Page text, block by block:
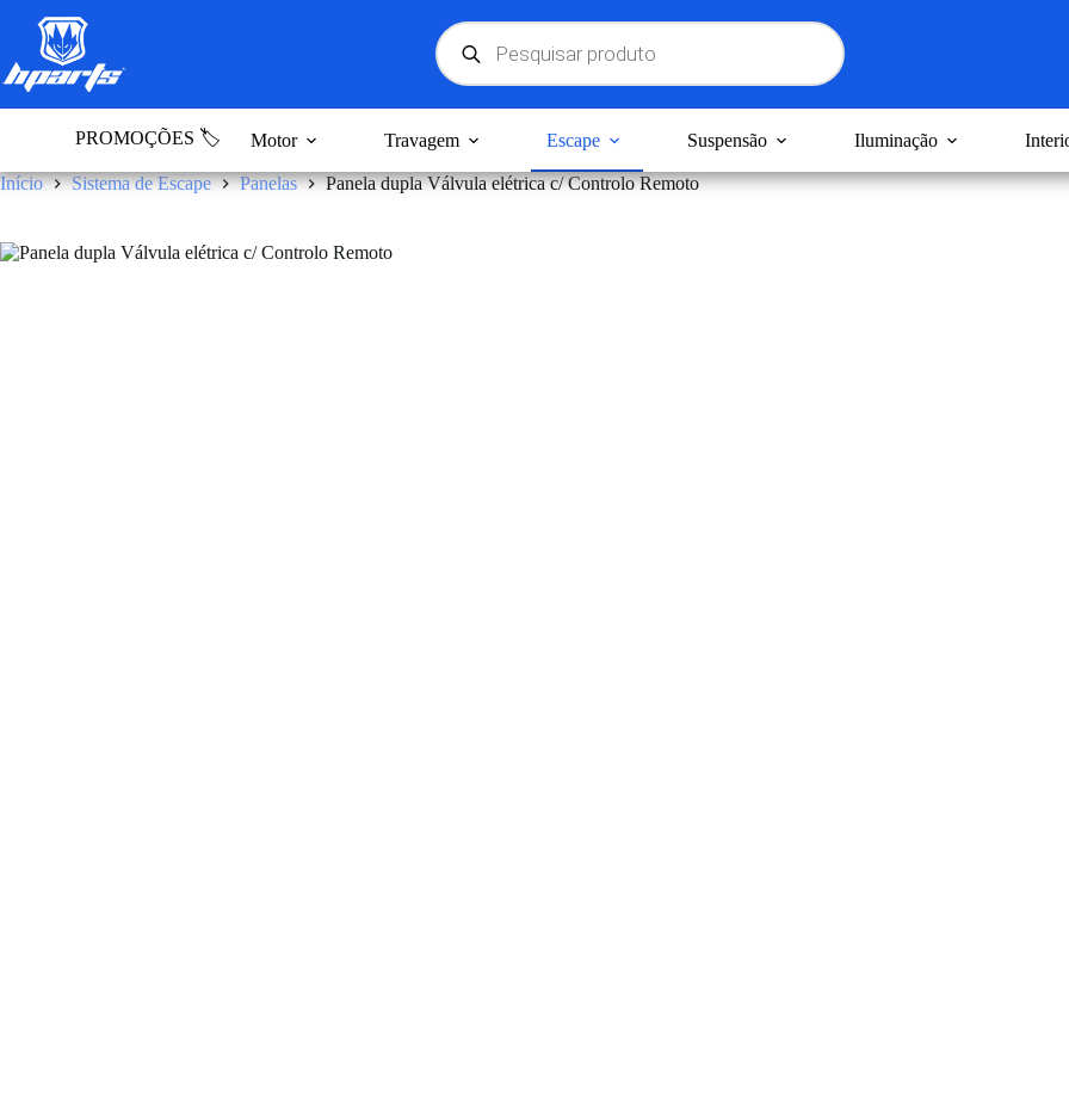
conteúdo
Products
search
PROMOÇÕES 🏷️ Motor Travagem Escape Suspensão Iluminação
Início Sistema de Escape Panelas Panela dupla Válvula elétrica c/ Controlo Remoto